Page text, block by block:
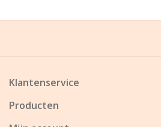
Klantenservice
Producten